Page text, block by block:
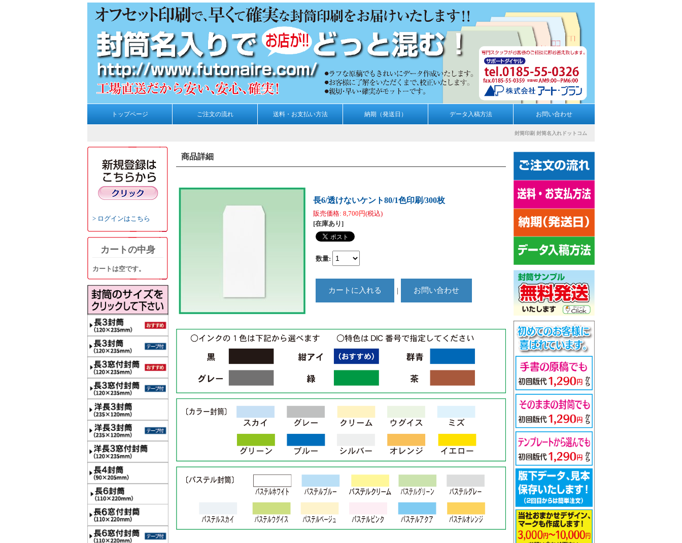
トップページ ご注文の流れ 送料・お支払い方法 納期（発送日） データ入稿方法 お問い合わせ
封筒印刷 封筒名入れドットコム
ログインはこちら
カートの中身
カートは空です。
商品詳細
長6/透けないケント80/1色印刷/300枚
販売価格: 8,700円(税込)
[在庫あり]
数量:
｜